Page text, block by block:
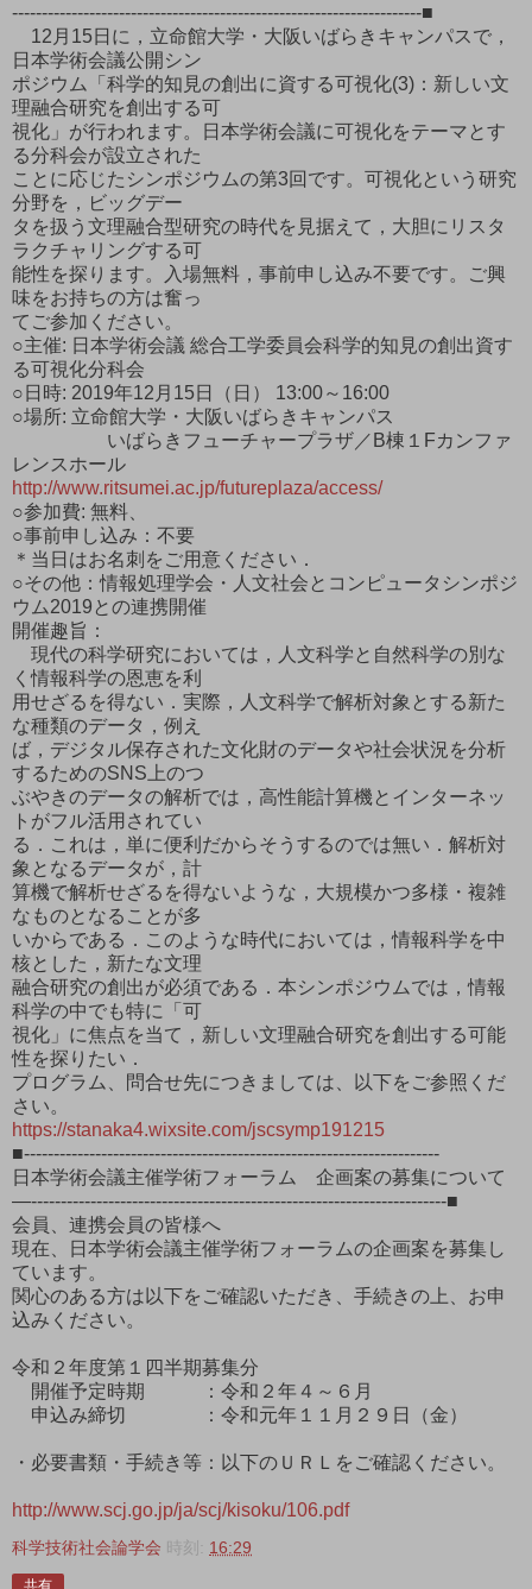
---------------------------------------------------------------------■
12月15日に，立命館大学・大阪いばらきキャンパスで，
日本学術会議公開シン
ポジウム「科学的知見の創出に資する可視化(3)：新しい文
理融合研究を創出する可
視化」が行われます。日本学術会議に可視化をテーマとす
る分科会が設立された
ことに応じたシンポジウムの第3回です。可視化という研究
分野を，ビッグデー
タを扱う文理融合型研究の時代を見据えて，大胆にリスタ
ラクチャリングする可
能性を探ります。入場無料，事前申し込み不要です。ご興
味をお持ちの方は奮っ
てご参加ください。
○主催: 日本学術会議 総合工学委員会科学的知見の創出資す
る可視化分科会
○日時: 2019年12月15日（日） 13:00～16:00
○場所: 立命館大学・大阪いばらきキャンパス
いばらきフューチャープラザ／B棟１Fカンファ
レンスホール
http://www.ritsumei.ac.jp/futureplaza/access/
○参加費: 無料、
○事前申し込み：不要
＊当日はお名刺をご用意ください．
○その他：情報処理学会・人文社会とコンピュータシンポジ
ウム2019との連携開催
開催趣旨：
現代の科学研究においては，人文科学と自然科学の別な
く情報科学の恩恵を利
用せざるを得ない．実際，人文科学で解析対象とする新た
な種類のデータ，例え
ば，デジタル保存された文化財のデータや社会状況を分析
するためのSNS上のつ
ぶやきのデータの解析では，高性能計算機とインターネッ
トがフル活用されてい
る．これは，単に便利だからそうするのでは無い．解析対
象となるデータが，計
算機で解析せざるを得ないような，大規模かつ多様・複雑
なものとなることが多
いからである．このような時代においては，情報科学を中
核とした，新たな文理
融合研究の創出が必須である．本シンポジウムでは，情報
科学の中でも特に「可
視化」に焦点を当て，新しい文理融合研究を創出する可能
性を探りたい．
プログラム、問合せ先につきましては、以下をご参照くだ
さい。
https://stanaka4.wixsite.com/jscsymp191215
■----------------------------------------------------------------------
日本学術会議主催学術フォーラム 企画案の募集について
―----------------------------------------------------------------------■
会員、連携会員の皆様へ
現在、日本学術会議主催学術フォーラムの企画案を募集し
ています。
関心のある方は以下をご確認いただき、手続きの上、お申
込みください。
令和２年度第１四半期募集分
開催予定時期 ：令和２年４～６月
申込み締切 ：令和元年１１月２９日（金）
・必要書類・手続き等：以下のＵＲＬをご確認ください。
http://www.scj.go.jp/ja/scj/kisoku/106.pdf
科学技術社会論学会 時刻: 16:29
共有